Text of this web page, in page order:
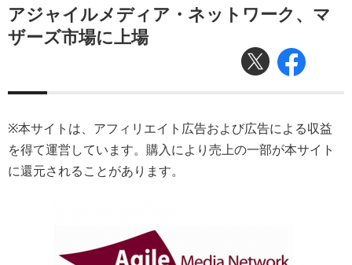
アジャイルメディア・ネットワーク、マ
ザーズ市場に上場
※本サイトは、アフィリエイト広告および広告による収益
を得て運営しています。購入により売上の一部が本サイト
に還元されることがあります。